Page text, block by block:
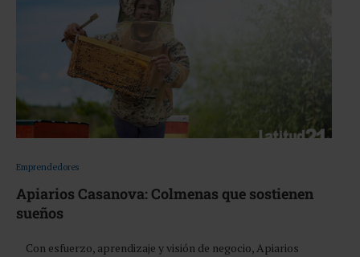
Emprendedores
Apiarios Casanova: Colmenas que sostienen
sueños
Con esfuerzo, aprendizaje y visión de negocio, Apiarios